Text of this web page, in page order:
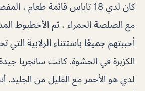
كان لدي 18 تاباس قائمة طعام
مع الصلصة الحمراء ، ثم الأخطبوط
أحببتهم جميعًا باستثناء الزلابية
الكزبرة في الحشوة. كانت سانجريا
لدي هو الأحمر مع القليل من الجليد.